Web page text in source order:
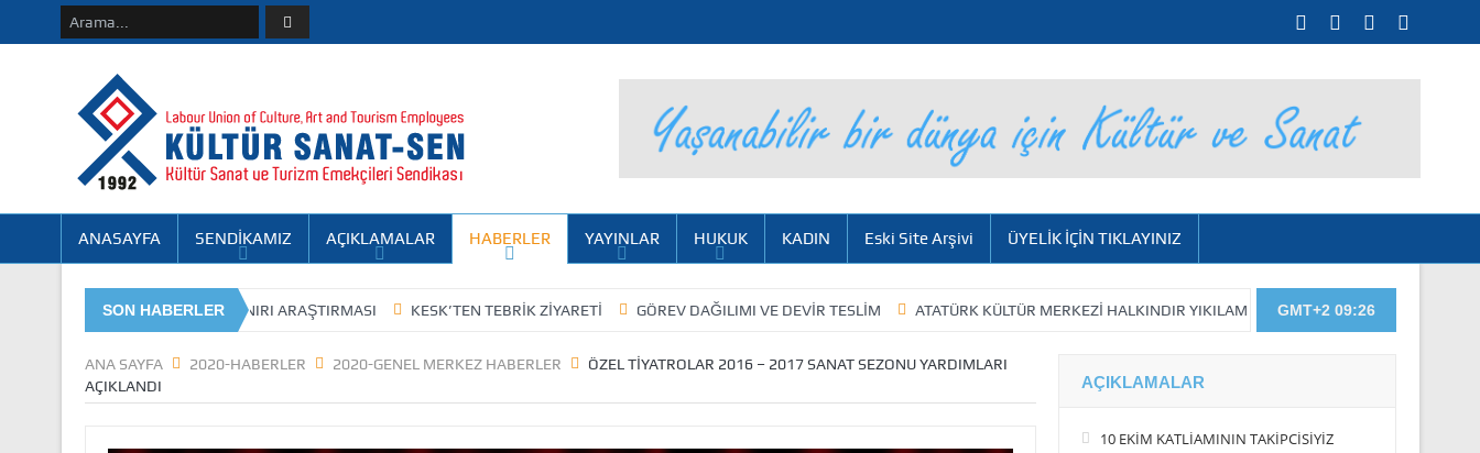
ANASAYFA SENDİKAMIZ AÇIKLAMALAR HABERLER YAYINLAR HUKUK KADIN Eski Site Arşivi ÜYELİK İÇİN TIKLAYINIZ
SON HABERLER
İŞ EYLÜL AYI AÇLIK SINIRI ARAŞTIRMASI KESK’TEN TEBRİK ZİYARETİ GÖREV DAĞILIMI VE DEVİR TESLİM ATATÜRK KÜLTÜR MERKEZİ HALKINDIR YIKILAMAZ… KIYIMIN DEVAMI GELECEK…
GMT+2 09:26
ANA SAYFA 2020-HABERLER 2020-GENEL MERKEZ HABERLER
ÖZEL TİYATROLAR 2016 – 2017 SANAT SEZONU YARDIMLARI
AÇIKLANDI
AÇIKLAMALAR
10 EKİM KATLİAMININ TAKİPCİSİYİZ